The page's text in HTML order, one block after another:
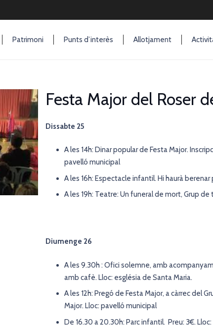
Patrimoni Punts d’interès Allotjament
Festa Major del Roser
Dissabte 25
A les 14h: Dinar popular de Festa Major.
pavelló municipal
A les 16h: Espectacle infantil. Hi haurà
A les 19h: Teatre: Un funeral de mort, Grup
Diumenge 26
A les 9.30h : Ofici solemne, amb
amb cafè. Lloc: església de Santa Maria.
A les 12h: Pregó de Festa Major, a càrrec del
Major. Lloc: pavelló municipal
De 16.30 a 20.30h: Parc infantil. Preu: 3€.